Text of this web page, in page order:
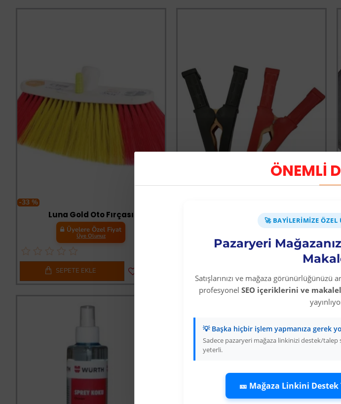
ÖNEMLİ
🚀 BAYILERIMIZE ÖZEL
Pazaryeri
Satışlarınızı ve mağaza görünürlüğünüzü
profesyonel SEO içeriklerini ve
💡 Başka hiçbir işlem yapmanıza gerek
Sadece pazaryeri mağaza linkinizi destek/
yeterli.
🎫 Mağaza Linkini
-33 %
Luna Gold Oto Fırçası
Üyelere Özel Fiyat
Üye Olunuz
SEPETE EKLE
400 Amper Akü Takviye Pensesi 2 Adet
Üyelere Özel Fiyat